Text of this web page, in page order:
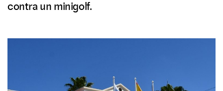
contra un minigolf.